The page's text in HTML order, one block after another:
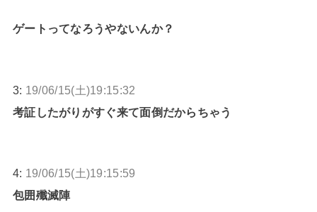
ゲートってなろうやないんか？
3: 19/06/15(土)19:15:32
考証したがりがすぐ来て面倒だからちゃう
4: 19/06/15(土)19:15:59
包囲殲滅陣